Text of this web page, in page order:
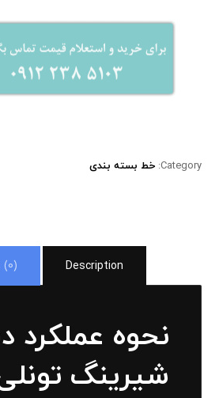
Category: خط بسته بندی
Description
(0)
نحوه عملکرد
شیرینگ